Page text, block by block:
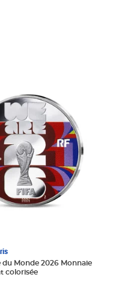
du Monde 2026 Monnaie
colorisée